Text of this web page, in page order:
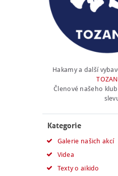
Hakamy a další
Členové našeho
Kategorie
Galerie našich akcí
Videa
Texty o aikido